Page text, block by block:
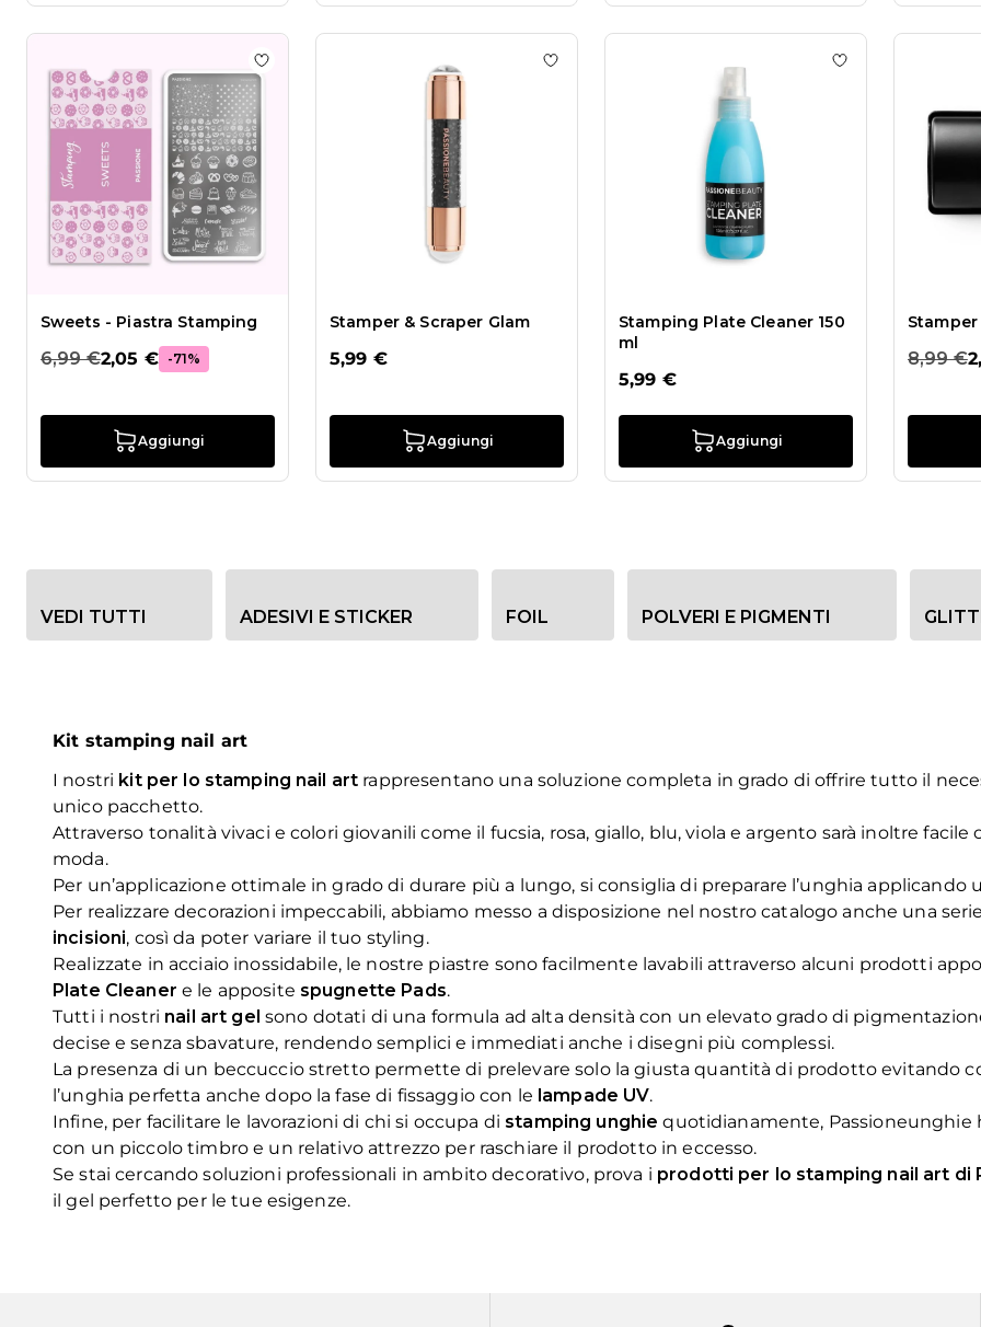
Sweets - Piastra Stamping
6,99 €2,05 € -71%
Aggiungi
Aggiungi alla wishlist Sweets - Piastra Stamping
Stamper & Scraper Glam
5,99 €
Aggiungi
Aggiungi alla wishlist Stamper & Scraper Glam
Stamping Plate Cleaner 150
ml
5,99 €
Aggiungi
Aggiungi alla
8,99 €
Opzioni filtro categoria
VEDI TUTTI ADESIVI E STICKER FOIL POLVERI E PIGMENTI
Kit stamping nail art
I nostri kit per lo stamping nail art rappresentano una soluzione completa in grado di offrire tutto il
unico pacchetto.
Attraverso tonalità vivaci e colori giovanili come il fucsia, rosa, giallo, blu, viola e argento sarà inoltre
moda.
Per un’applicazione ottimale in grado di durare più a lungo, si consiglia di preparare l’unghia applicando
Per realizzare decorazioni impeccabili, abbiamo messo a disposizione nel nostro catalogo anche una
incisioni, così da poter variare il tuo styling.
Realizzate in acciaio inossidabile, le nostre piastre sono facilmente lavabili attraverso alcuni prodotti
Plate Cleaner e le apposite spugnette Pads.
Tutti i nostri nail art gel sono dotati di una formula ad alta densità con un elevato grado di
decise e senza sbavature, rendendo semplici e immediati anche i disegni più complessi.
La presenza di un beccuccio stretto permette di prelevare solo la giusta quantità di prodotto evitando
l’unghia perfetta anche dopo la fase di fissaggio con le lampade UV.
Infine, per facilitare le lavorazioni di chi si occupa di stamping unghie quotidianamente, Passioneunghie
con un piccolo timbro e un relativo attrezzo per raschiare il prodotto in eccesso.
Se stai cercando soluzioni professionali in ambito decorativo, prova i prodotti per lo stamping nail art di
il gel perfetto per le tue esigenze.